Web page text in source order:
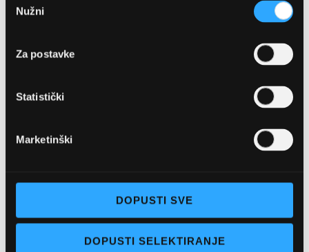
pristanka
Nužni
Za postavke
Statistički
Marketinški
DOPUSTI SVE
DOPUSTI SELEKTIRANJE
webshop@optikanjego.hr
OPTIKA NJEGO, POSLOVNICA 2